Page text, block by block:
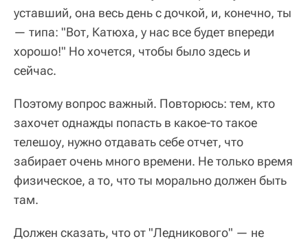
уставший, она весь день с дочкой, и, конечно, ты
— типа: "Вот, Катюха, у нас все будет впереди
хорошо!" Но хочется, чтобы было здесь и
сейчас.
Поэтому вопрос важный. Повторюсь: тем, кто
захочет однажды попасть в какое-то такое
телешоу, нужно отдавать себе отчет, что
забирает очень много времени. Не только время
физическое, а то, что ты морально должен быть
там.
Должен сказать, что от "Ледникового" — не